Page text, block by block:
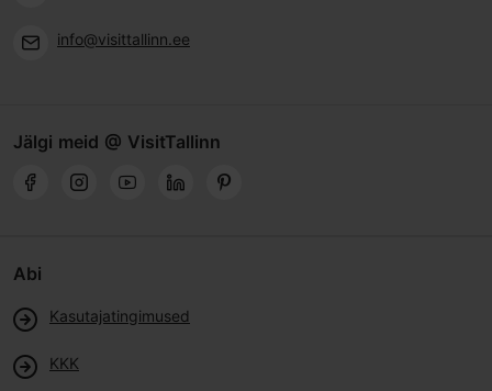
info@visittallinn.ee
Jälgi meid @ VisitTallinn
Abi
Kasutajatingimused
KKK